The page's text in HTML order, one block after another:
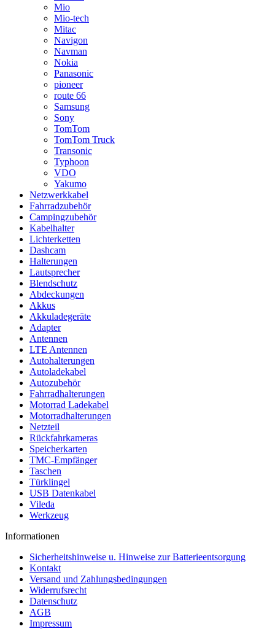
Mio
Mio-tech
Mitac
Navigon
Navman
Nokia
Panasonic
pioneer
route 66
Samsung
Sony
TomTom
TomTom Truck
Transonic
Typhoon
VDO
Yakumo
Netzwerkkabel
Fahrradzubehör
Campingzubehör
Kabelhalter
Lichterketten
Dashcam
Halterungen
Lautsprecher
Blendschutz
Abdeckungen
Akkus
Akkuladegeräte
Adapter
Antennen
LTE Antennen
Autohalterungen
Autoladekabel
Autozubehör
Fahrradhalterungen
Motorrad Ladekabel
Motorradhalterungen
Netzteil
Rückfahrkameras
Speicherkarten
TMC-Empfänger
Taschen
Türklingel
USB Datenkabel
Vileda
Werkzeug
Informationen
Sicherheitshinweise u. Hinweise zur Batterieentsorgung
Kontakt
Versand und Zahlungsbedingungen
Widerrufsrecht
Datenschutz
AGB
Impressum